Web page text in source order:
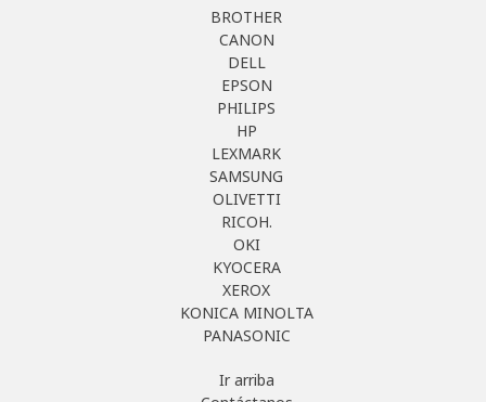
BROTHER
CANON
DELL
EPSON
PHILIPS
HP
LEXMARK
SAMSUNG
OLIVETTI
RICOH.
OKI
KYOCERA
XEROX
KONICA MINOLTA
PANASONIC
Ir arriba